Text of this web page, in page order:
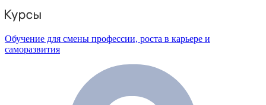
Обучение для смены профессии, роста в карьере и
саморазвития